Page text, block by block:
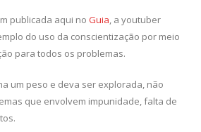
publicada aqui no Guia, a youtuber
do uso da conscientização por meio
para todos os problemas.
um peso e deva ser explorada, não
que envolvem impunidade, falta de